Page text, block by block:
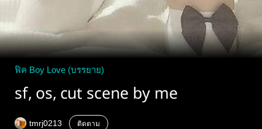
ฟิค Boy Love (บรรยาย)
sf, os, cut scene by me
tmrj0213 ติดตาม